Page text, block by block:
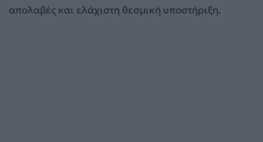
απολαβές και ελάχιστη θεσμική υποστήριξη.